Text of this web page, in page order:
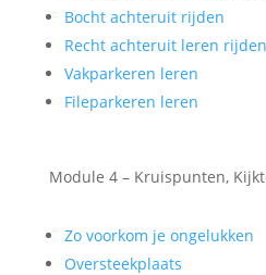
Bocht achteruit rijden
Recht achteruit leren rijden
Vakparkeren leren
Fileparkeren leren
Module 4 – Kruispunten,
Zo voorkom je ongelukken
Oversteekplaats